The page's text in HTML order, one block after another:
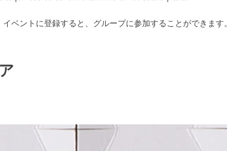
ベントに登録すると、グループに参加することができます。